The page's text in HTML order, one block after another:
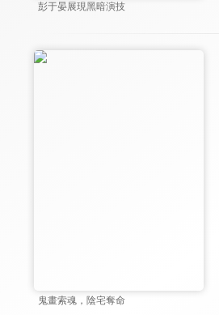
彭于晏展現黑暗演技
鬼畫索魂，陰宅奪命